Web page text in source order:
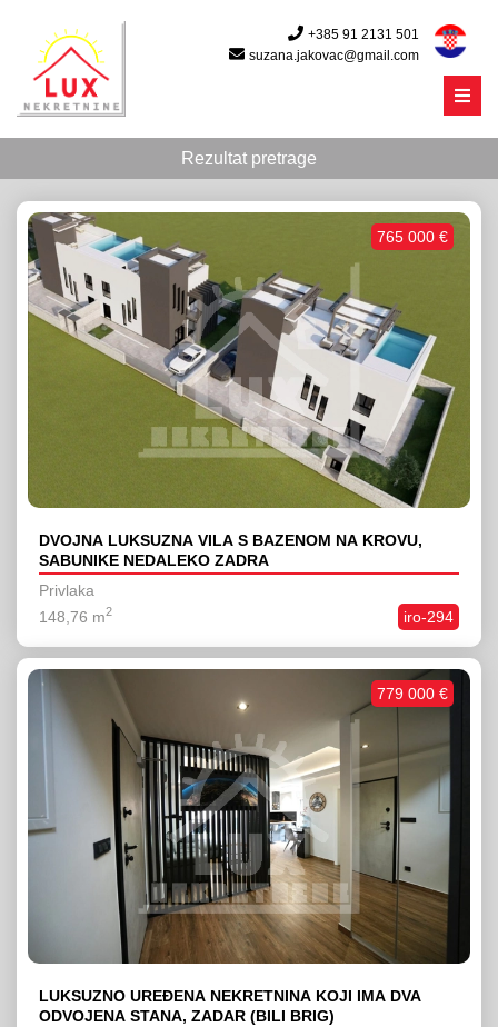
+385 91 2131 501
suzana.jakovac@gmail.com
Menu
Rezultat pretrage
DVOJNA LUKSUZNA VILA S BAZENOM NA KROVU,
SABUNIKE NEDALEKO ZADRA
Privlaka
iro-294
148,76 m2
765 000 €
LUKSUZNO UREĐENA NEKRETNINA KOJI IMA DVA
ODVOJENA STANA, ZADAR (BILI BRIG)
779 000 €